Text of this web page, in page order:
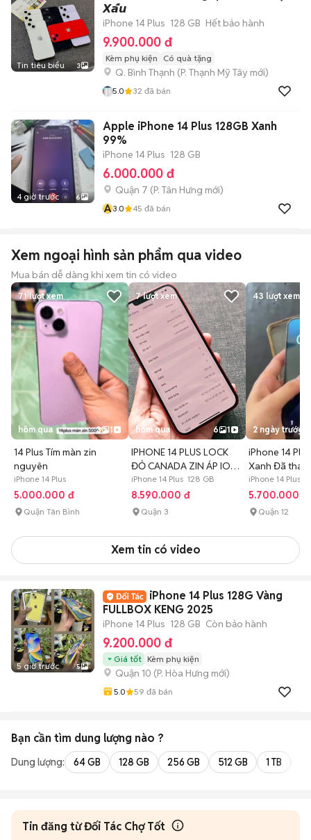
Tin tiêu biểu 3
𝙓𝙖̂́𝙪
iPhone 14 Plus 128 GB Hết bảo hành
9.900.000 đ
Kèm phụ kiện Có quà tặng
Q. Bình Thạnh (P. Thạnh Mỹ Tây mới)
5.0 32 đã bán
4 giờ trước 6
Apple iPhone 14 Plus 128GB Xanh
99%
iPhone 14 Plus 128 GB
6.000.000 đ
Quận 7 (P. Tân Hưng mới)
A3.0 45 đã bán
Xem ngoại hình sản phẩm qua video
Mua bán dễ dàng khi xem tin có video
71lượt xem
hôm qua 3 1
14 Plus Tím màn zin
nguyên
iPhone 14 Plus
5.000.000 đ
Quận Tân Bình
7lượt xem
hôm qua 6 1
IPHONE 14 PLUS LOCK
ĐỎ CANADA ZIN ÁP IOS
17 HIẾM
iPhone 14 Plus 128 GB
8.590.000 đ
Quận 3
43 lượt xem
2 ngày trước
iPhone 14
Xanh Đã thay
iPhone 14 Plus
5.700.000 đ
Quận 12
Xem tin có video
5 giờ trước 5
iPhone 14 Plus 128G Vàng
FULLBOX KENG 2025
iPhone 14 Plus 128 GB Còn bảo hành
9.200.000 đ
Giá tốt Kèm phụ kiện
Quận 10 (P. Hòa Hưng mới)
5.0 59 đã bán
Bạn cần tìm dung lượng nào ?
Dung lượng: 64 GB 128 GB 256 GB 512 GB 1 TB
Tin đăng từ Đối Tác Chợ Tốt